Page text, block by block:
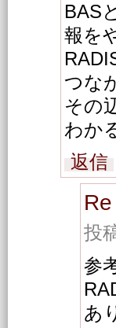
BAS
報を
つな
その
わか
返信
Re
投
参
あ